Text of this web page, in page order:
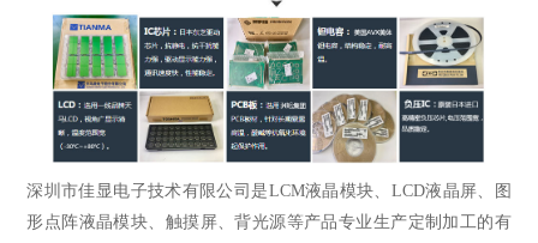
深圳市佳显电子技术有限公司是LCM液晶模块、LCD液晶屏、
图
形点阵液晶模块、触摸屏、背光源等产品专业生产定制加工的有